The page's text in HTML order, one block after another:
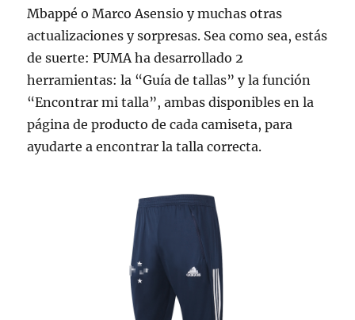
Mbappé o Marco Asensio y muchas otras
actualizaciones y sorpresas. Sea como sea, estás
de suerte: PUMA ha desarrollado 2
herramientas: la “Guía de tallas” y la función
“Encontrar mi talla”, ambas disponibles en la
página de producto de cada camiseta, para
ayudarte a encontrar la talla correcta.